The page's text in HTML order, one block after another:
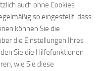
auch ohne Cookies
so eingestellt, dass
können Sie die
die Einstellungen Ihres
Sie die Hilfefunktionen
wie Sie diese